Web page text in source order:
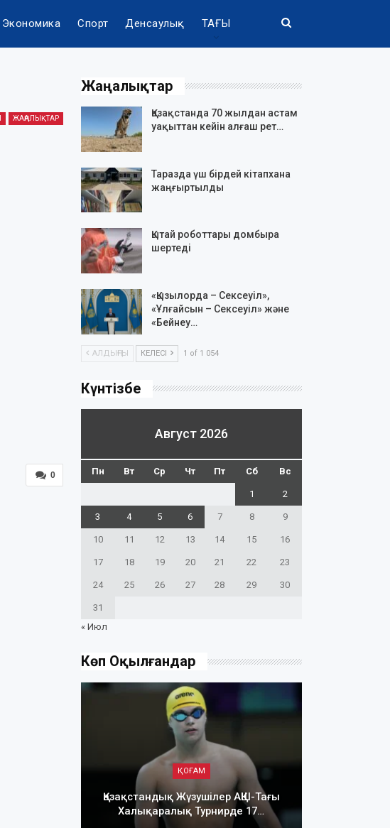
Экономика Спорт Денсаулық ТАҒЫ
ЖАҢАЛЫҚТАР
0
Жаңалықтар
Қазақстанда 70 жылдан астам
уақыттан кейін алғаш рет…
Таразда үш бірдей кітапхана
жаңғыртылды
Қытай роботтары домбыра
шертеді
«Қызылорда – Сексеуіл»,
«Ұлғайсын – Сексеуіл» және
«Бейнеу…
АЛДЫҢҒЫ КЕЛЕСІ 1 of 1 054
Күнтізбе
Август 2026
Пн Вт Ср Чт Пт Сб Вс
1 2
3 4 5 6 7 8 9
10 11 12 13 14 15 16
17 18 19 20 21 22 23
24 25 26 27 28 29 30
31
« Июл
Көп Оқылғандар
ҚОҒАМ
Қазақстандық Жүзушілер АҚШ-Тағы
Халықаралық Турнирде 17…